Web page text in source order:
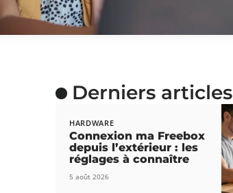
Derniers articles
HARDWARE
Connexion ma Freebox
depuis l’extérieur : les
réglages à connaître
5 août 2026